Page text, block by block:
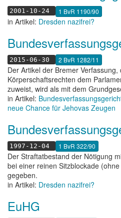
2001-10-24 1 BvR 1190/90
in Artikel: Dresden nazifrei?
2015-06-30 2 BvR 1282/11
Der Artikel der Bremer
Körperschaftsrechten dem
zuweist, wird als mit dem
in Artikel:
neue Chance für Jehovas Zeugen
1997-12-04 1 BvR 322/90
Der Straftatbestand der Nötigung
bei einer reinen Sitzblockade
gegeben.
in Artikel: Dresden nazifrei?
EuHG